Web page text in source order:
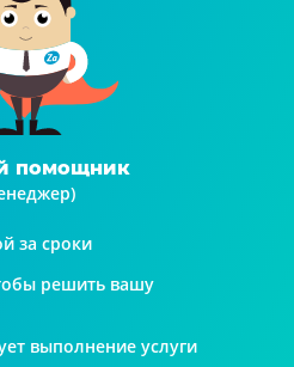
помощник
за сроки
решить вашу
выполнение услуги